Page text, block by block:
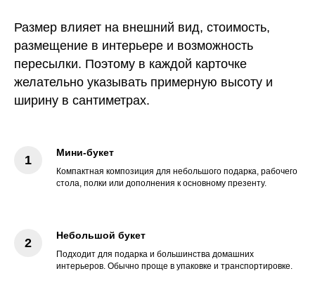
Размер влияет на внешний вид, стоимость,
размещение в интерьере и возможность
пересылки. Поэтому в каждой карточке
желательно указывать примерную высоту и
ширину в сантиметрах.
Мини-букет
Компактная композиция для небольшого подарка, рабочего
стола, полки или дополнения к основному презенту.
Небольшой букет
Подходит для подарка и большинства домашних
интерьеров. Обычно проще в упаковке и транспортировке.